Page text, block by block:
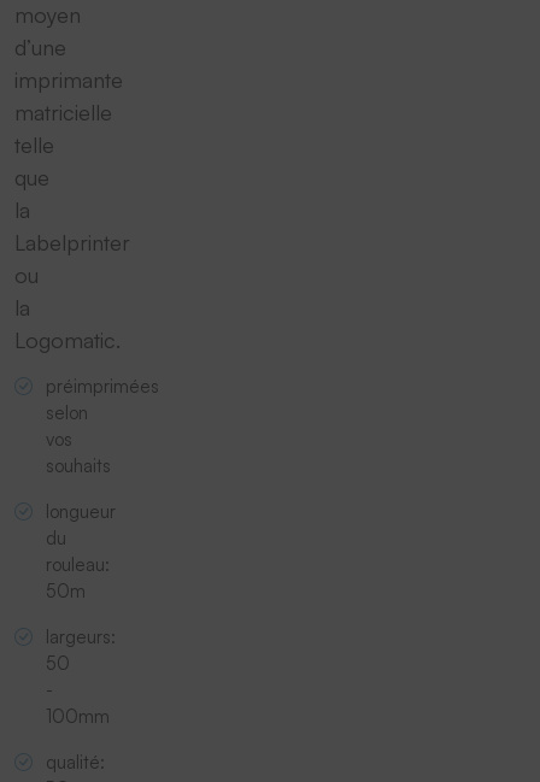
moyen
d’une
imprimante
matricielle
telle
que
la
Labelprinter
ou
la
Logomatic.
préimprimées
selon
vos
souhaits
longueur
du
rouleau:
50m
largeurs:
50
-
100mm
qualité: